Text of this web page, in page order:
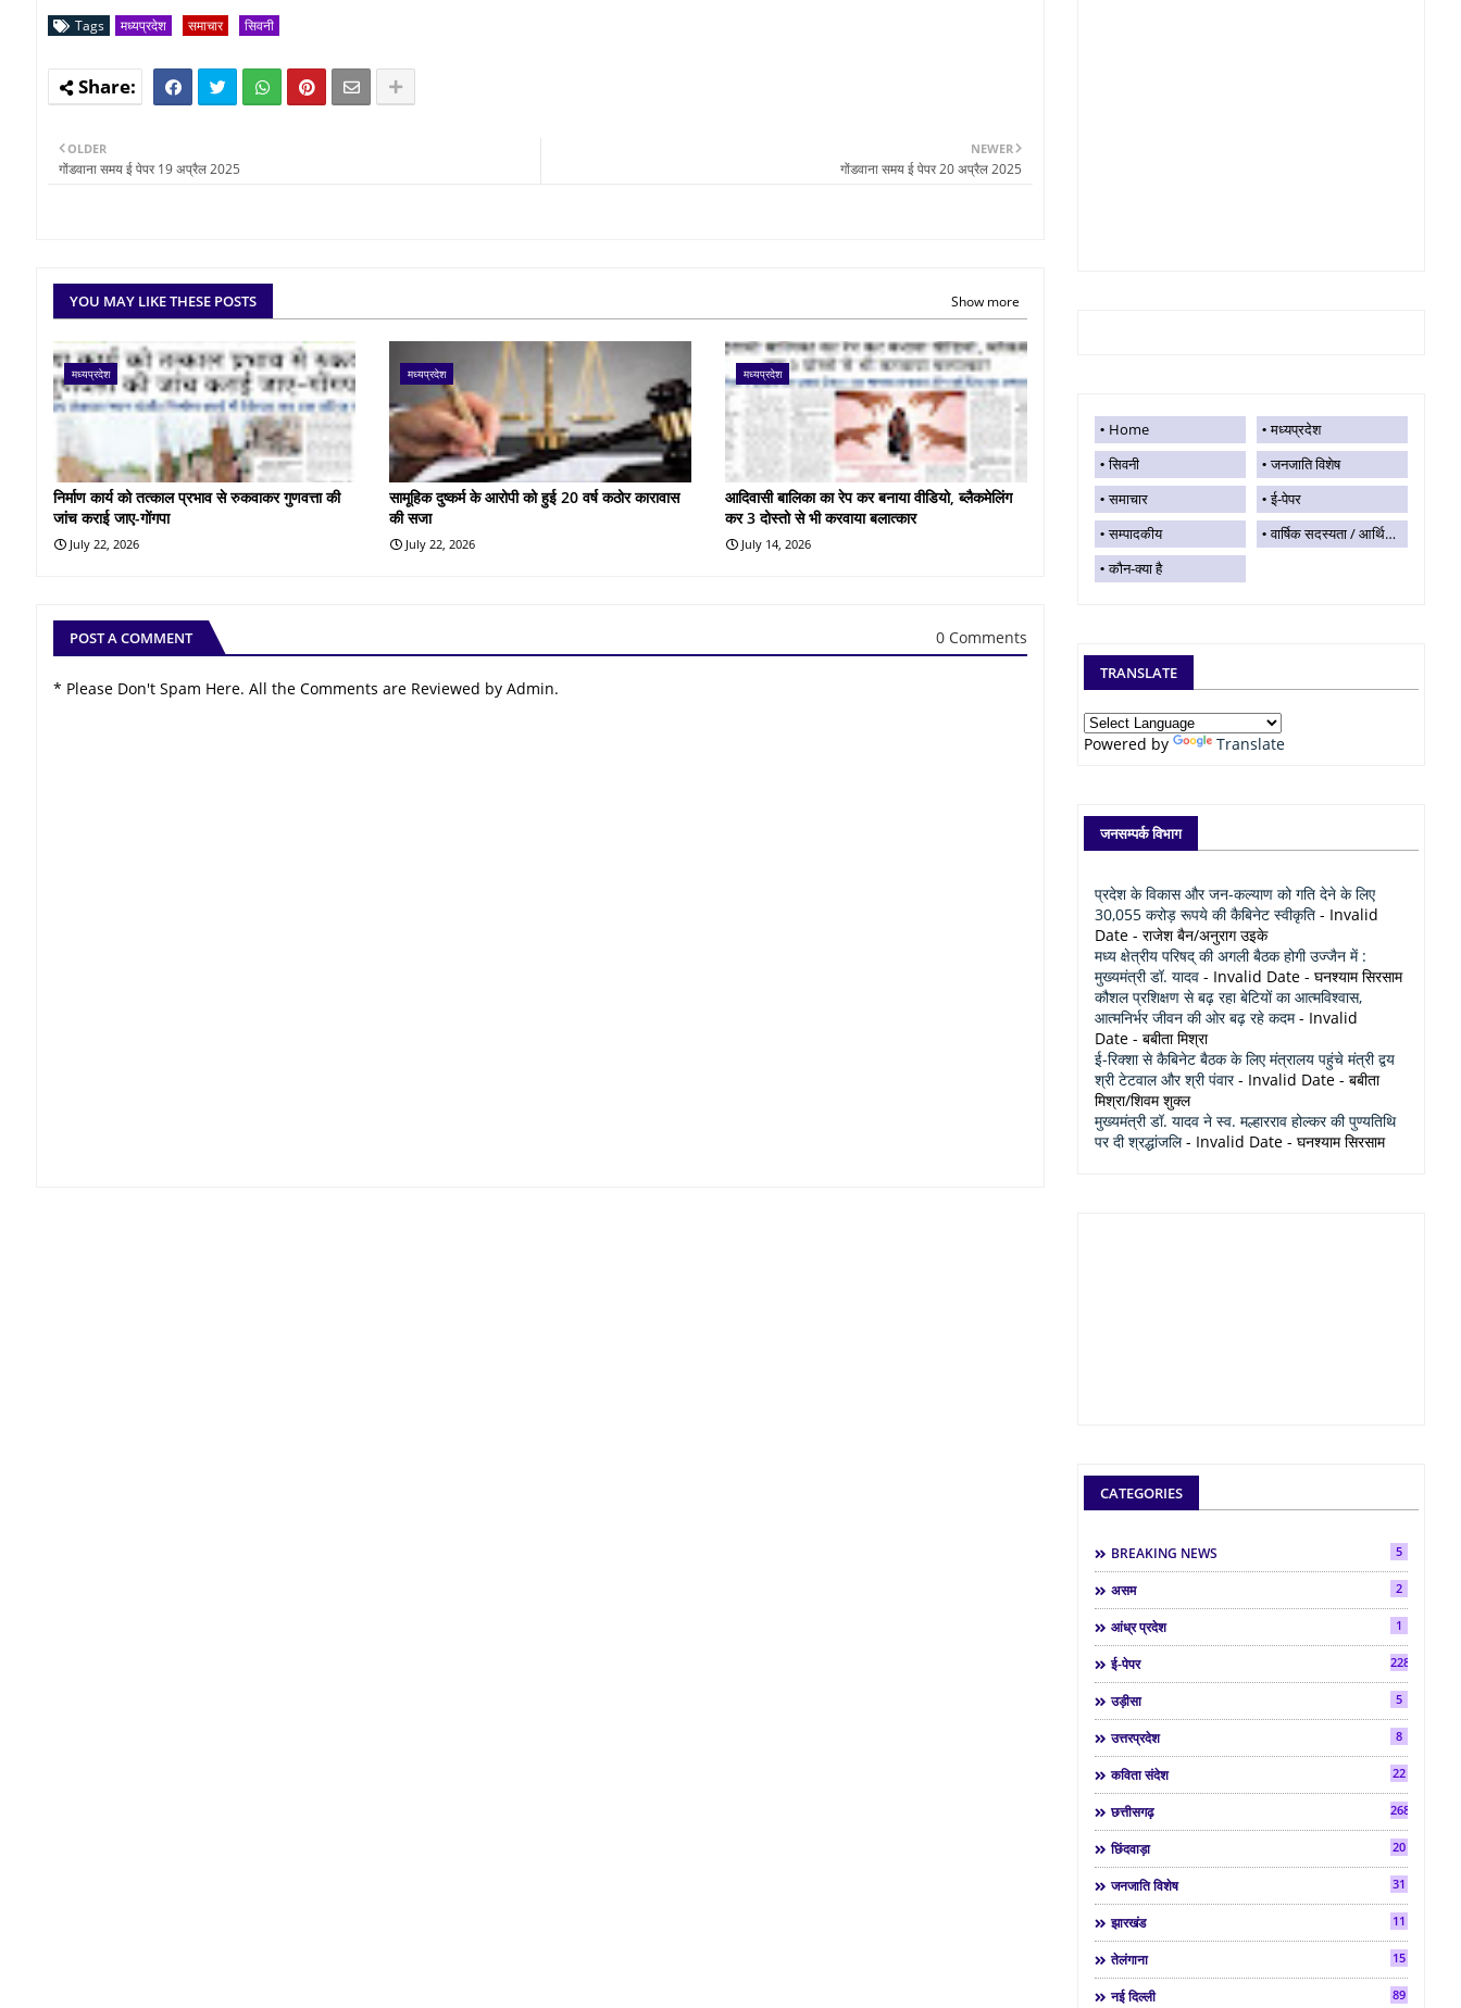
Tags मध्यप्रदेश समाचार सिवनी
NEWER
गोंडवाना समय ई पेपर 20 अप्रैल 2025
OLDER
गोंडवाना समय ई पेपर 19 अप्रैल 2025
YOU MAY LIKE THESE POSTS Show more
मध्यप्रदेश
निर्माण कार्य को तत्काल प्रभाव से रुकवाकर गुणवत्ता की
जांच कराई जाए-गोंगपा
July 22, 2026
मध्यप्रदेश
सामूहिक दुष्कर्म के आरोपी को हुई 20 वर्ष कठोर कारावास
की सजा
July 22, 2026
मध्यप्रदेश
आदिवासी बालिका का रेप कर बनाया वीडियो, ब्लैकमेलिंग
कर 3 दोस्तो से भी करवाया बलात्कार
July 14, 2026
POST A COMMENT 0 Comments
* Please Don't Spam Here. All the Comments are Reviewed by Admin.
Home
मध्यप्रदेश
सिवनी
जनजाति विशेष
समाचार
ई-पेपर
सम्पादकीय
वार्षिक सदस्यता / आर्थिक सहयोग
कौन-क्या है
TRANSLATE
Powered by Translate
जनसम्पर्क विभाग
प्रदेश के विकास और जन-कल्याण को गति देने के लिए
30,055 करोड़ रूपये की कैबिनेट स्वीकृति - Invalid
Date - राजेश बैन/अनुराग उइके
मध्य क्षेत्रीय परिषद् की अगली बैठक होगी उज्जैन में :
मुख्यमंत्री डॉ. यादव - Invalid Date - घनश्याम सिरसाम
कौशल प्रशिक्षण से बढ़ रहा बेटियों का आत्मविश्वास,
आत्मनिर्भर जीवन की ओर बढ़ रहे कदम- Invalid
Date - बबीता मिश्रा
ई-रिक्शा से कैबिनेट बैठक के लिए मंत्रालय पहुंचे मंत्री द्वय
श्री टेटवाल और श्री पंवार- Invalid Date - बबीता
मिश्रा/शिवम शुक्ल
मुख्यमंत्री डॉ. यादव ने स्व. मल्हारराव होल्कर की पुण्यतिथि
पर दी श्रद्धांजलि- Invalid Date - घनश्याम सिरसाम
CATEGORIES
BREAKING NEWS 5
असम 2
आंध्र प्रदेश 1
ई-पेपर 2286
उड़ीसा 5
उत्तरप्रदेश 8
कविता संदेश 22
छत्तीसगढ़ 268
छिंदवाड़ा 20
जनजाति विशेष 31
झारखंड 11
तेलंगाना 15
नई दिल्ली 89